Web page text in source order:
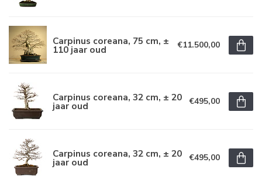
Carpinus coreana, 75 cm, ±
110 jaar oud €11.500,00
Carpinus coreana, 32 cm, ± 20
jaar oud €495,00
Carpinus coreana, 32 cm, ± 20
jaar oud €495,00